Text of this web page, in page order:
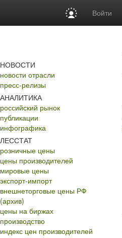
Войти
НОВОСТИ
новости отрасли
пресс-релизы
АНАЛИТИКА
российский рынок
публикации
инфографика
ЛЕССТАТ
розничные цены
цены производителей
мировые цены
экспорт-импорт
внешнеторговые цены РФ
(архив)
цены на биржах
производство
индекс цен производителей